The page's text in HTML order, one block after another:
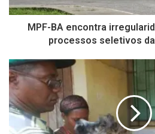
MPF-BA encontra
processos seletivos